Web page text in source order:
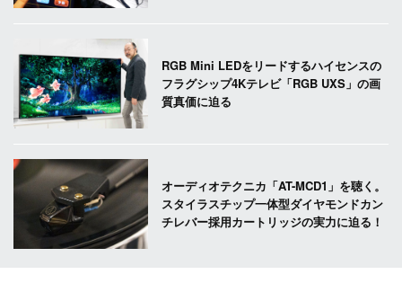
RGB Mini LEDをリードするハイセンスの
フラグシップ4Kテレビ「RGB UXS」の画
質真価に迫る
オーディオテクニカ「AT-MCD1」を聴く。
スタイラスチップ一体型ダイヤモンドカン
チレバー採用カートリッジの実力に迫る！